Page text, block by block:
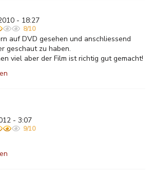
- 18:27
8/10
auf DVD gesehen und anschliessend
geschaut zu haben.
viel aber der Film ist richtig gut gemacht!
- 3:07
9/10